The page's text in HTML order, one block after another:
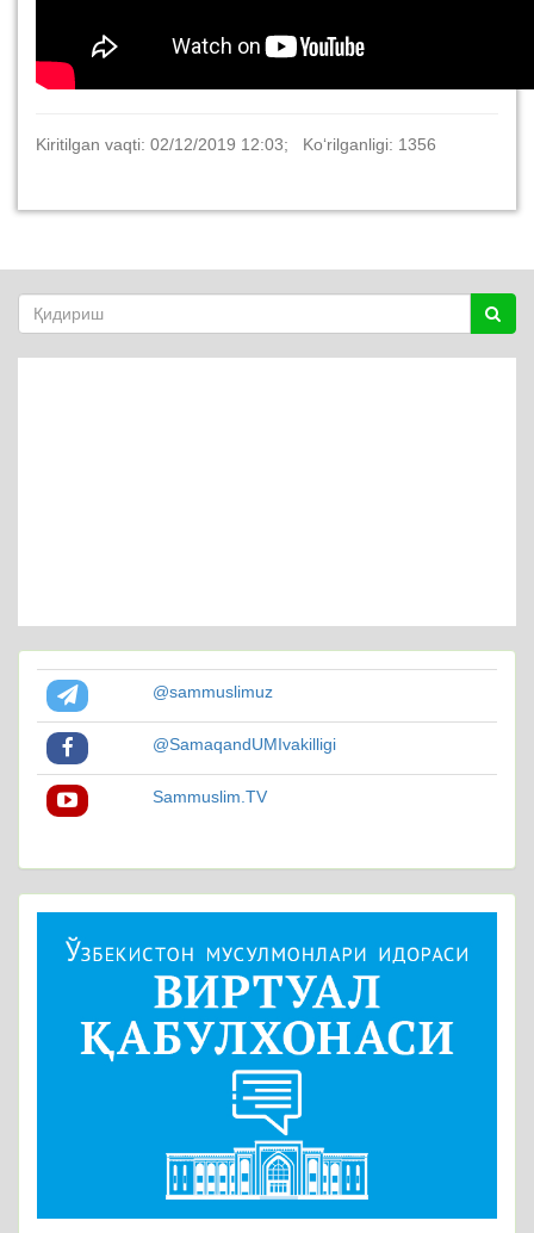
Kiritilgan vaqti: 02/12/2019 12:03; Ko‘rilganligi: 1356
@sammuslimuz
@SamaqandUMIvakilligi
Sammuslim.TV